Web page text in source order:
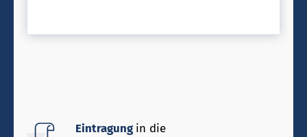
Eintragungin die